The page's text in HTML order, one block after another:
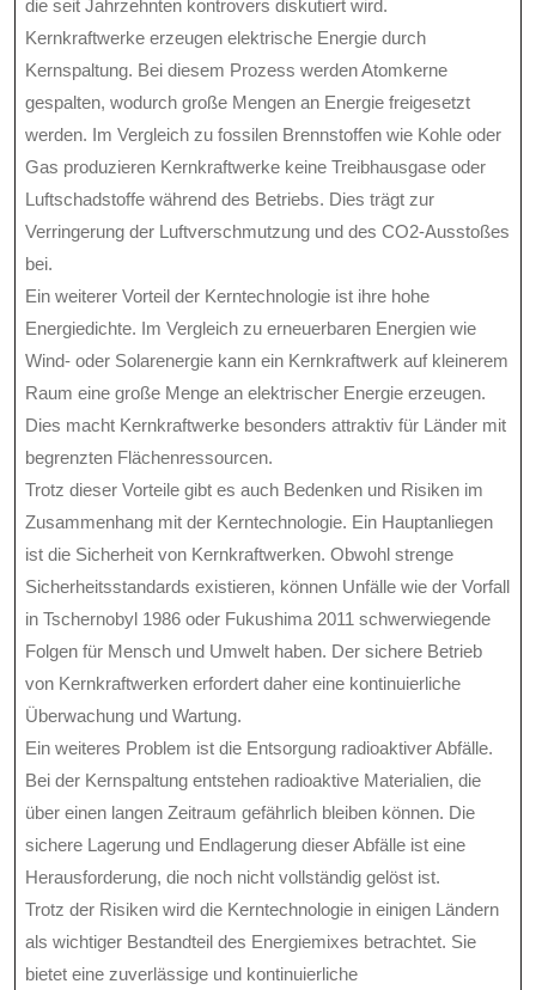
die seit Jahrzehnten kontrovers diskutiert wird.
Kernkraftwerke erzeugen elektrische Energie durch
Kernspaltung. Bei diesem Prozess werden Atomkerne
gespalten, wodurch große Mengen an Energie freigesetzt
werden. Im Vergleich zu fossilen Brennstoffen wie Kohle oder
Gas produzieren Kernkraftwerke keine Treibhausgase oder
Luftschadstoffe während des Betriebs. Dies trägt zur
Verringerung der Luftverschmutzung und des CO2-Ausstoßes
bei.
Ein weiterer Vorteil der Kerntechnologie ist ihre hohe
Energiedichte. Im Vergleich zu erneuerbaren Energien wie
Wind- oder Solarenergie kann ein Kernkraftwerk auf kleinerem
Raum eine große Menge an elektrischer Energie erzeugen.
Dies macht Kernkraftwerke besonders attraktiv für Länder mit
begrenzten Flächenressourcen.
Trotz dieser Vorteile gibt es auch Bedenken und Risiken im
Zusammenhang mit der Kerntechnologie. Ein Hauptanliegen
ist die Sicherheit von Kernkraftwerken. Obwohl strenge
Sicherheitsstandards existieren, können Unfälle wie der Vorfall
in Tschernobyl 1986 oder Fukushima 2011 schwerwiegende
Folgen für Mensch und Umwelt haben. Der sichere Betrieb
von Kernkraftwerken erfordert daher eine kontinuierliche
Überwachung und Wartung.
Ein weiteres Problem ist die Entsorgung radioaktiver Abfälle.
Bei der Kernspaltung entstehen radioaktive Materialien, die
über einen langen Zeitraum gefährlich bleiben können. Die
sichere Lagerung und Endlagerung dieser Abfälle ist eine
Herausforderung, die noch nicht vollständig gelöst ist.
Trotz der Risiken wird die Kerntechnologie in einigen Ländern
als wichtiger Bestandteil des Energiemixes betrachtet. Sie
bietet eine zuverlässige und kontinuierliche